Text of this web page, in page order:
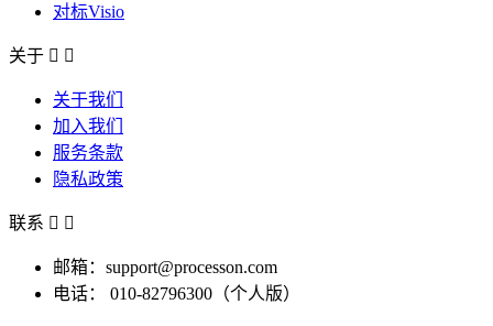
对标Visio
关于  
关于我们
加入我们
服务条款
隐私政策
联系  
邮箱：support@processon.com
电话：
010-82796300（个人版）